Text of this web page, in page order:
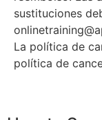
sustituciones
La política de
política de